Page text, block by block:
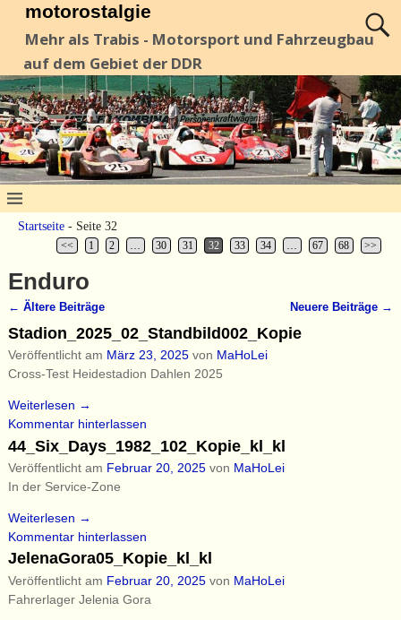
motorostalgie
Mehr als Trabis - Motorsport und Fahrzeugbau
auf dem Gebiet der DDR
Startseite - Seite 32
<< 1 2 … 30 31 32 33 34 … 67 68 >>
Enduro
Artikelnavigation
← Ältere Beiträge Neuere Beiträge →
Stadion_2025_02_Standbild002_Kopie
Veröffentlicht am März 23, 2025 von MaHoLei
Cross-Test Heidestadion Dahlen 2025
Weiterlesen →
Kommentar hinterlassen
44_Six_Days_1982_102_Kopie_kl_kl
Veröffentlicht am Februar 20, 2025 von MaHoLei
In der Service-Zone
Weiterlesen →
Kommentar hinterlassen
JelenaGora05_Kopie_kl_kl
Veröffentlicht am Februar 20, 2025 von MaHoLei
Fahrerlager Jelenia Gora